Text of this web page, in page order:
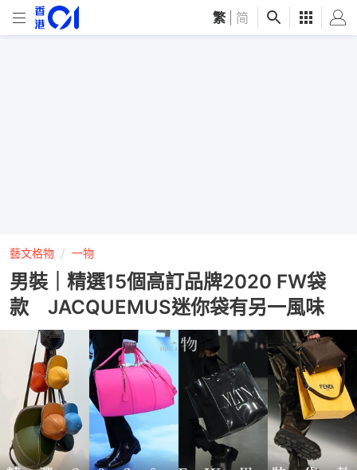
繁 简
藝文格物 一物
男裝｜精選15個高訂品牌2020 FW袋
款 JACQUEMUS迷你袋有另一風味